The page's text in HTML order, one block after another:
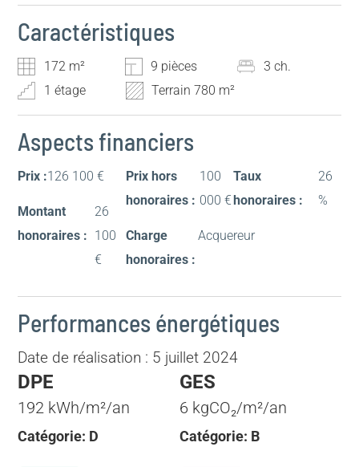
Caractéristiques
172 m² 9 pièces
3 ch.
1 étage
Terrain 780 m²
Aspects financiers
Prix :126 100 €
Montant
honoraires :
26
100
€
Prix hors
honoraires :
100
000 €
Charge
honoraires :
Acquereur
Taux
honoraires :
26
%
Performances énergétiques
Date de réalisation : 5 juillet 2024
DPE
192 kWh/m²/an
Catégorie: D
GES
6 kgCO₂/m²/an
Catégorie: B